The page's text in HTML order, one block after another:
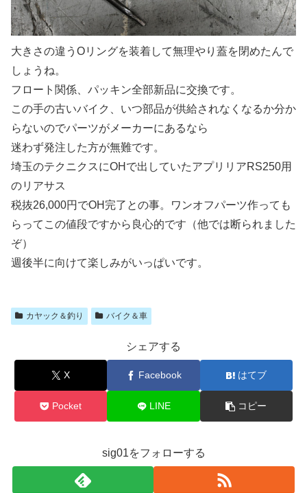
大きさの違うOリングを装着して無理やり蓋を閉めたんで
しょうね。
フロート関係、パッキン全部新品に交換です。
この手の古いバイク、いつ部品が供給されなくなるか分か
らないのでパーツがメーカーにあるなら
迷わず発注した方が無難です。
埼玉のテクニクスにOHで出していたアプリリアRS250用
のリアサス
税抜26,000円でOH完了との事。ワンオフパーツ作っても
らってこの値段ですから良心的です（他では断られました
ぞ）
週後半に向けて楽しみがいっぱいです。
カヤック＆釣り バイク＆車
シェアする
X Facebook はてブ
Pocket LINE コピー
sig01をフォローする